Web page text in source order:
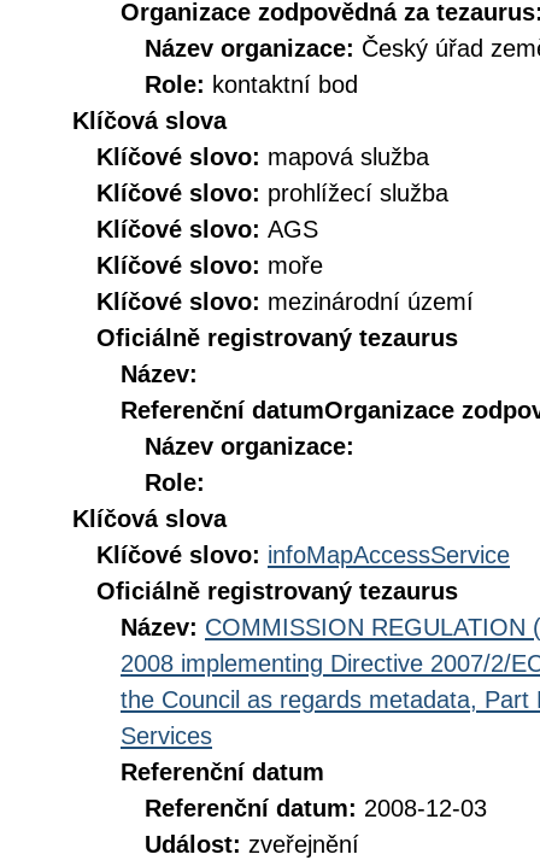
Organizace zodpovědná za
Název organizace: Český úřad
Role: kontaktní bod
Klíčová slova
Klíčové slovo: mapová služba
Klíčové slovo: prohlížecí služba
Klíčové slovo: AGS
Klíčové slovo: moře
Klíčové slovo: mezinárodní území
Oficiálně registrovaný tezaurus
Název:
Referenční datumOrganizace
Název organizace:
Role:
Klíčová slova
Klíčové slovo: infoMapAccessService
Oficiálně registrovaný tezaurus
Název: COMMISSION REGULATION
2008 implementing Directive 2007/2/
the Council as regards metadata,
Services
Referenční datum
Referenční datum: 2008-12-03
Událost: zveřejnění